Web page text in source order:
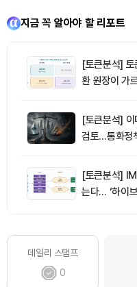
지금 꼭 알아야 할 리포트
[토큰분석] 토
환 원장이 가
[토큰분석]
검토…통화정
[토큰분석]
는다… ‘하이
데일리 스탬프
0